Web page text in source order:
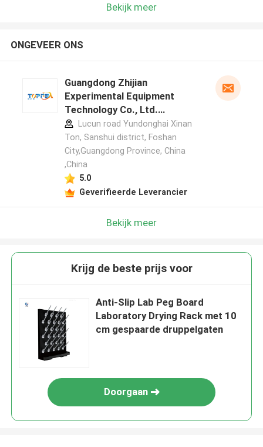
Bekijk meer
ONGEVEER ONS
Guangdong Zhijian
Experimental Equipment
Technology Co., Ltd.
fabrikant profiel
Lucun road Yundonghai Xinan
Ton, Sanshui district, Foshan
City,Guangdong Province, China
,China
5.0
Geverifieerde Leverancier
Bekijk meer
Krijg de beste prijs voor
Anti-Slip Lab Peg Board
Laboratory Drying Rack met 10
cm gespaarde druppelgaten
Doorgaan